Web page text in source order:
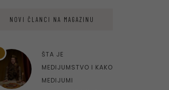
NOVI ČLANCI NA MAGAZINU
ŠTA JE
MEDIJUMSTVO I KAKO
MEDIJUMI